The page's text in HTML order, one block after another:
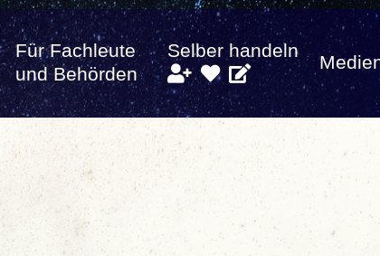
Für Fachleute
und Behörden
Selber handeln